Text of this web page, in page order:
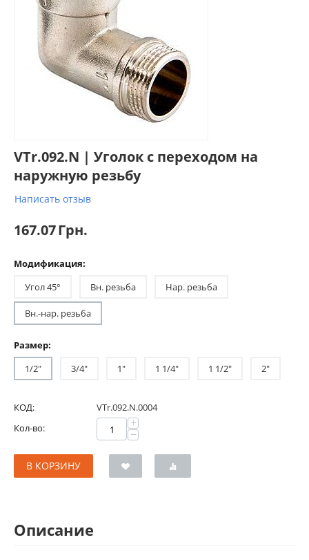
VTr.092.N | Уголок с переходом на
наружную резьбу
Написать отзыв
167.07Грн.
Модификация:
Угол 45°
Вн. резьба Нар. резьба
Вн.-нар. резьба
Размер:
1/2"
3/4" 1" 1 1/4" 1 1/2" 2"
КОД:
VTr.092.N.0004
Кол-во:
+
−
В КОРЗИНУ
Описание